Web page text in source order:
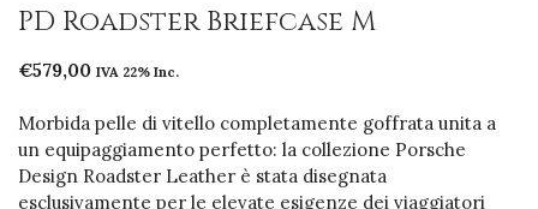
PD Roadster Briefcase M
€579,00 IVA 22% Inc.
Morbida pelle di vitello completamente goffrata unita a
un equipaggiamento perfetto: la collezione Porsche
Design Roadster Leather è stata disegnata
esclusivamente per le elevate esigenze dei viaggiatori